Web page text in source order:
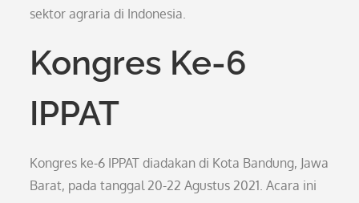
sektor agraria di Indonesia.
Kongres Ke-6
IPPAT
Kongres ke-6 IPPAT diadakan di Kota Bandung, Jawa
Barat, pada tanggal 20-22 Agustus 2021. Acara ini